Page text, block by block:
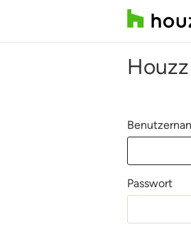
Passwort